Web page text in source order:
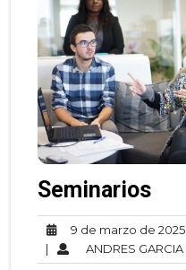
Seminarios
9 de marzo de 2025
|
ANDRES GARCIA